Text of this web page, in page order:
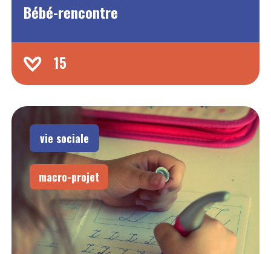
Bébé-rencontre
15
vie sociale
macro-projet